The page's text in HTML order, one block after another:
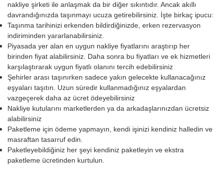
nakliye şirketi ile anlaşmak da bir diğer sıkıntıdır. Ancak akıllı
davrandığınızda taşınmayı ucuza getirebilirsiniz. İşte birkaç ipucu:
Taşınma tarihinizi erkenden bildirdiğinizde, erken rezervasyon
indiriminden yararlanabilirsiniz.
Piyasada yer alan en uygun nakliye fiyatlarını araştırıp her
birinden fiyat alabilirsiniz. Daha sonra bu fiyatları ve ek hizmetleri
karşılaştırarak uygun fiyatlı olanını tercih edebilirsiniz
Şehirler arası taşınırken sadece yakın gelecekte kullanacağınız
eşyaları taşıtın. Uzun süredir kullanmadığınız eşyalardan
vazgeçerek daha az ücret ödeyebilirsiniz
Nakliye kutularını marketlerden ya da arkadaşlarınızdan ücretsiz
alabilirsiniz
Paketleme için ödeme yapmayın, kendi işinizi kendiniz halledin ve
masraftan tasarruf edin.
Paketleyebildiğiniz her şeyi kendiniz paketleyin ve ekstra
paketleme ücretinden kurtulun.